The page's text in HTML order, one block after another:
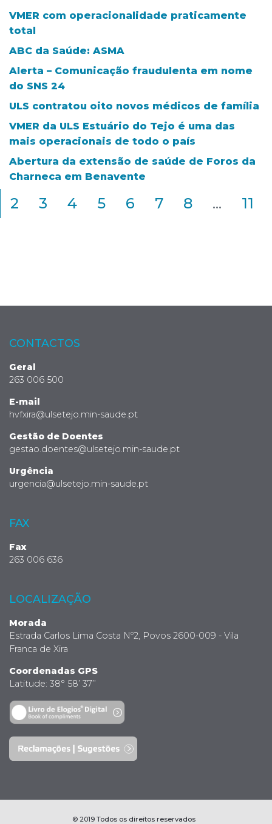
VMER com operacionalidade praticamente
total
ABC da Saúde: ASMA
Alerta – Comunicação fraudulenta em nome
do SNS 24
ULS contratou oito novos médicos de família
VMER da ULS Estuário do Tejo é uma das
mais operacionais de todo o país
Abertura da extensão de saúde de Foros da
Charneca em Benavente
2 3 4 5 6 7 8 ... 11
CONTACTOS
Geral
263 006 500
E-mail
hvfxira@ulsetejo.min-saude.pt
Gestão de Doentes
gestao.doentes@ulsetejo.min-saude.pt
Urgência
urgencia@ulsetejo.min-saude.pt
FAX
Fax
263 006 636
LOCALIZAÇÃO
Morada
Estrada Carlos Lima Costa Nº2, Povos 2600-009 - Vila
Franca de Xira
Coordenadas GPS
Latitude: 38° 58’ 37’’
© 2019 Todos os direitos reservados